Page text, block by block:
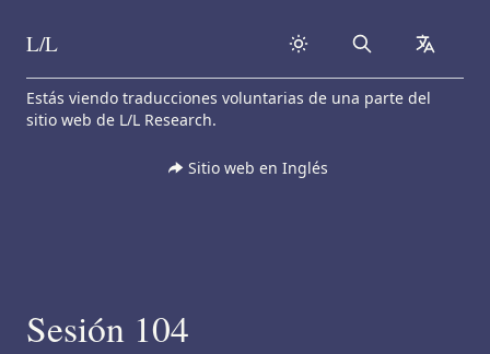
Skip to content
L/L Search
Estás viendo traducciones voluntarias de una parte del
sitio web de L/L Research.
Sitio web en Inglés
Sesión 104